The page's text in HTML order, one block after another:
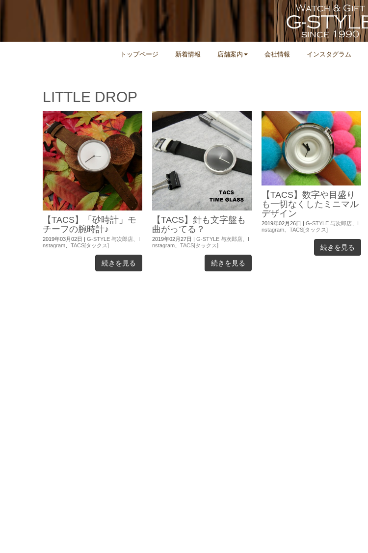
トップページ 新着情報 店舗案内 会社情報 インスタグラム
LITTLE DROP
【TACS】「砂時計」モ
チーフの腕時計♪
2019年03月02日 | G-STYLE 与次郎店
I
nstagram
TACS[タックス]
続きを見る
【TACS】針も文字盤も
曲がってる？
2019年02月27日 |G-STYLE 与次郎店
I
nstagram 、TACS[タックス]
続きを見る
【TACS】数字や目盛り
も一切なくしたミニマル
デザイン
2019年02月26日 |G-STYLE 与次郎店
I
nstagram 、TACS[タックス]
続きを見る